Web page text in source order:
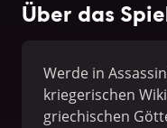
Über das
Werde in
kriegerischen
griechischen